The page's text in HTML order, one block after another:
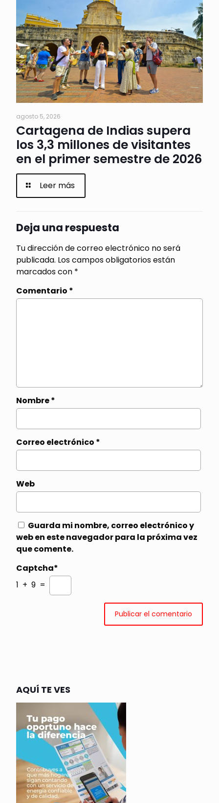
agosto 5, 2026
Cartagena de Indias supera
los 3,3 millones de visitantes
en el primer semestre de 2026
Leer más
Deja una respuesta
Tu dirección de correo electrónico no será
publicada. Los campos obligatorios están
marcados con *
Comentario *
Nombre*
Correo electrónico *
Web
Guarda mi nombre, correo electrónico y
web en este navegador para la próxima vez
que comente.
Captcha*
1 + 9 =
AQUÍ TE VES